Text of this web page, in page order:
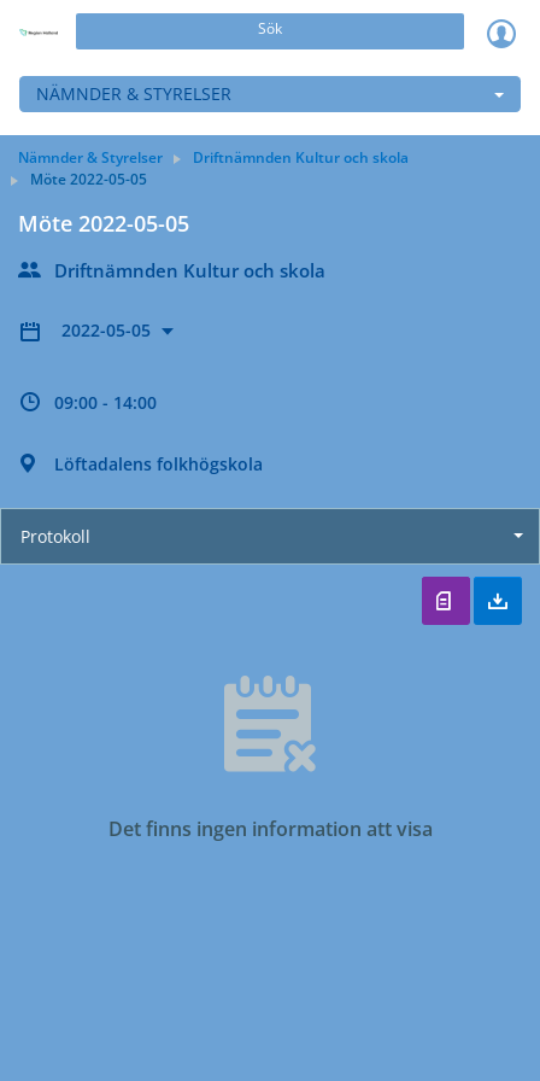
Sök
NÄMNDER & STYRELSER
Nämnder & Styrelser
Driftnämnden Kultur och skola
Möte 2022-05-05
Möte 2022-05-05
Driftnämnden Kultur och skola
2022-05-05
09:00 - 14:00
Löftadalens folkhögskola
Protokoll
Det finns ingen information att visa